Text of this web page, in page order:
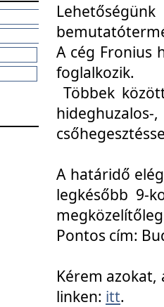
A cég Fronius
foglalkozik.
Többek
A határidő
legkésőbb 9-
Pontos cím:
Kérem azokat,
linken: itt.